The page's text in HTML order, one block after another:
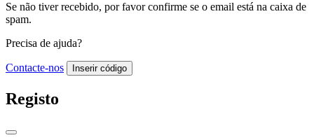
Se não tiver recebido, por favor confirme se o email está na caixa de
spam.
Precisa de ajuda?
Contacte-nos Inserir código
Registo